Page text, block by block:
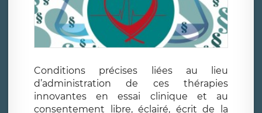
Conditions précises liées au lieu
d’administration de ces thérapies
innovantes en essai clinique et au
consentement libre, éclairé, écrit de la